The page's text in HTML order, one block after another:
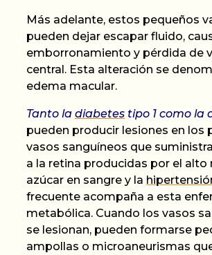
Más adelante, estos pequeños
pueden dejar escapar fluido,
emborronamiento y pérdida de
central. Esta alteración se
edema macular.
Tanto la diabetes tipo 1 como la
pueden producir lesiones en los
vasos sanguíneos que
a la retina producidas por el alto
azúcar en sangre y la
frecuente acompaña a esta
metabólica. Cuando los vasos
se lesionan, pueden formarse
ampollas o microaneurismas